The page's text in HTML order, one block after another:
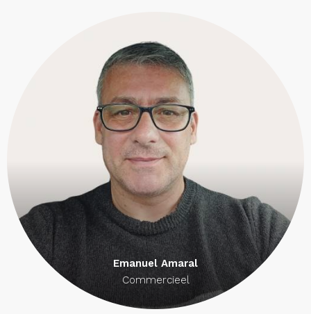
Emanuel Amaral
Commercieel